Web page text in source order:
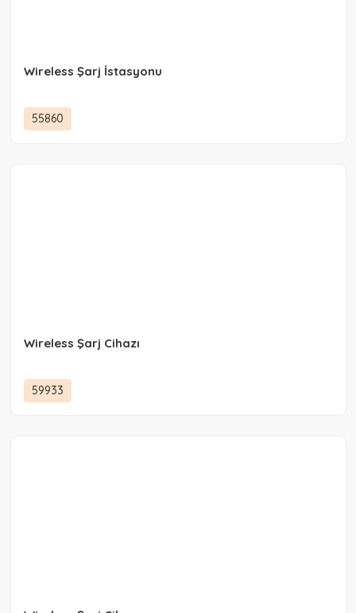
Wireless Şarj İstasyonu
55860
Wireless Şarj Cihazı
59933